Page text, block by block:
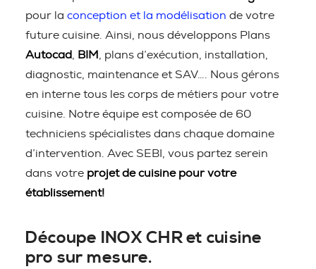
pour la conception et la modélisation de votre
future cuisine. Ainsi, nous développons Plans
Autocad
BIM
, plans d’exécution, installation,
diagnostic, maintenance et SAV…. Nous gérons
en interne tous les corps de métiers pour votre
cuisine. Notre équipe est composée de 60
techniciens spécialistes dans chaque domaine
d’intervention. Avec SEBI, vous partez serein
dans votre projet de cuisine pour votre
établissement!
Découpe INOX CHR et cuisine
pro sur mesure.